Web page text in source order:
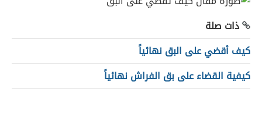
ذات صلة
كيف أقضي على البق نهائياً
كيفية القضاء على بق الفراش نهائياً